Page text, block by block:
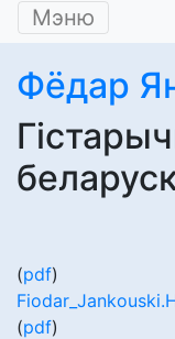
Мэню
Фёдар
(pdf)
(pdf)